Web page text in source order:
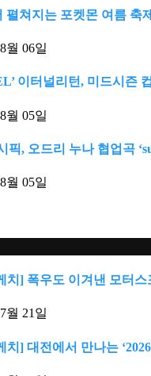
펼쳐지는 포켓몬 여름 축
월 06일
이터널리턴, 미드시즌
월 05일
픽, 오드리 누나 협업곡
월 05일
치] 폭우도 이겨낸 모터
월 21일
치] 대전에서 만나는